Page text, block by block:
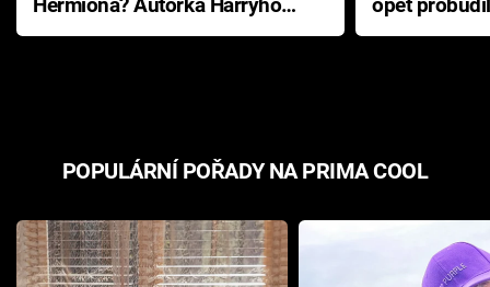
Hermiona? Autorka Harryho
Pottera přišla s ráznou
opět
přichází s
POPULÁRNÍ POŘADY NA PRIMA COOL